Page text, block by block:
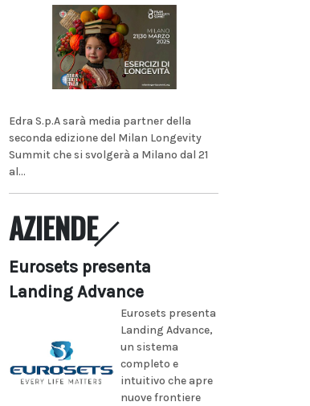
Edra S.p.A sarà media partner della
seconda edizione del Milan Longevity
Summit che si svolgerà a Milano dal 21
al...
AZIENDE
Eurosets presenta
Landing Advance
Eurosets presenta
Landing Advance,
un sistema
completo e
intuitivo che apre
nuove frontiere